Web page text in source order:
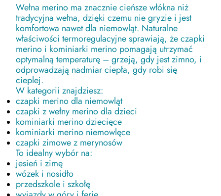
Wełna merino ma znacznie cieńsze włókna niż
tradycyjna wełna, dzięki czemu nie gryzie i jest
komfortowa nawet dla niemowląt. Naturalne
właściwości termoregulacyjne sprawiają, że czapki
merino i kominiarki merino pomagają utrzymać
optymalną temperaturę – grzeją, gdy jest zimno, i
odprowadzają nadmiar ciepła, gdy robi się
cieplej.
W kategorii znajdziesz:
czapki merino dla niemowląt
czapki z wełny merino dla dzieci
kominiarki merino dziecięce
kominiarki merino niemowlęce
czapki zimowe z merynosów
To idealny wybór na:
jesień i zimę
wózek i nosidło
przedszkole i szkołę